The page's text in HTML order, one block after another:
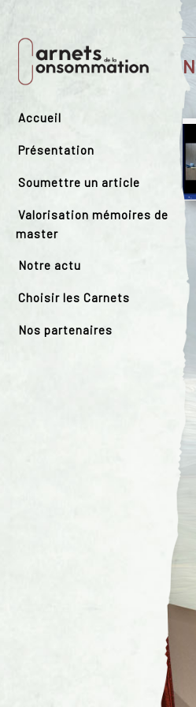
Accueil
Présentation
Soumettre un article
Valorisation mémoires de
master
Notre actu
Choisir les Carnets
Nos partenaires